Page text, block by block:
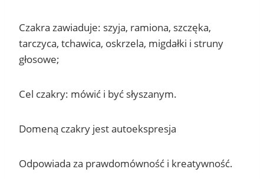
Czakra zawiaduje: szyja, ramiona, szczęka,
tarczyca, tchawica, oskrzela, migdałki i struny
głosowe;
Cel czakry: mówić i być słyszanym.
Domeną czakry jest autoekspresja
Odpowiada za prawdomówność i kreatywność.